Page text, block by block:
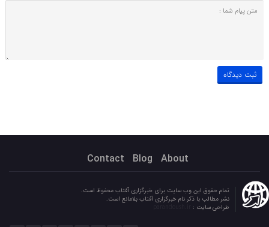
About
Blog
Contact
تمام حقوق این وب سایت برای خبرگزاری آفتاب محفوظ است.
نشر مطالب با ذکر نام خبرگزاری آفتاب بلامانع است.
طراحی سایت :